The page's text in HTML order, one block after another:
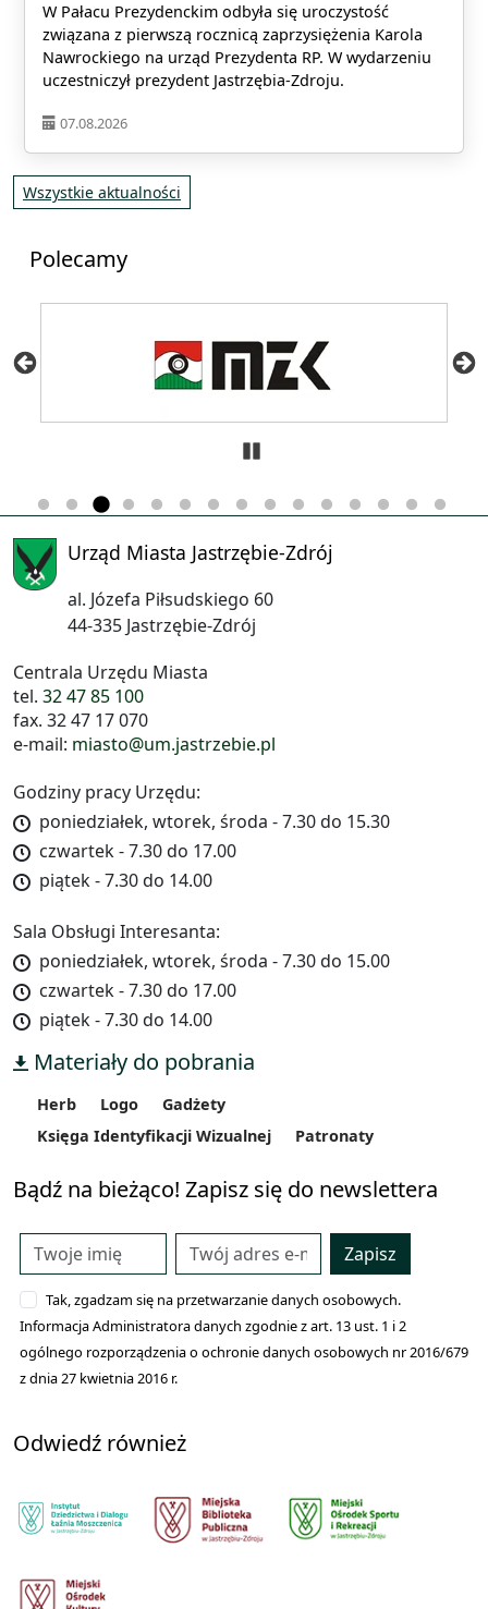
W Pałacu Prezydenckim odbyła się uroczystość
związana z pierwszą rocznicą zaprzysiężenia Karola
Nawrockiego na urząd Prezydenta RP. W wydarzeniu
uczestniczył prezydent Jastrzębia-Zdroju.
07.08.2026
Wszystkie aktualności
Polecamy
Zatrzymaj
Urząd Miasta Jastrzębie-Zdrój
al. Józefa Piłsudskiego 60
44-335 Jastrzębie-Zdrój
Centrala Urzędu Miasta
tel. 32 47 85 100
fax. 32 47 17 070
e-mail: miasto@um.jastrzebie.pl
Godziny pracy Urzędu:
poniedziałek, wtorek, środa - 7.30 do 15.30
czwartek - 7.30 do 17.00
piątek - 7.30 do 14.00
Sala Obsługi Interesanta:
poniedziałek, wtorek, środa - 7.30 do 15.00
czwartek - 7.30 do 17.00
piątek - 7.30 do 14.00
Materiały do pobrania
Herb Logo
Gadżety
Księga Identyfikacji Wizualnej
Patronaty
Bądź na bieżąco! Zapisz się do newslettera
Zapisz
Tak, zgadzam się na przetwarzanie danych osobowych.
Informacja Administratora danych zgodnie z art. 13 ust. 1 i 2
ogólnego rozporządzenia o ochronie danych osobowych nr 2016/679
z dnia 27 kwietnia 2016 r.
Odwiedź również